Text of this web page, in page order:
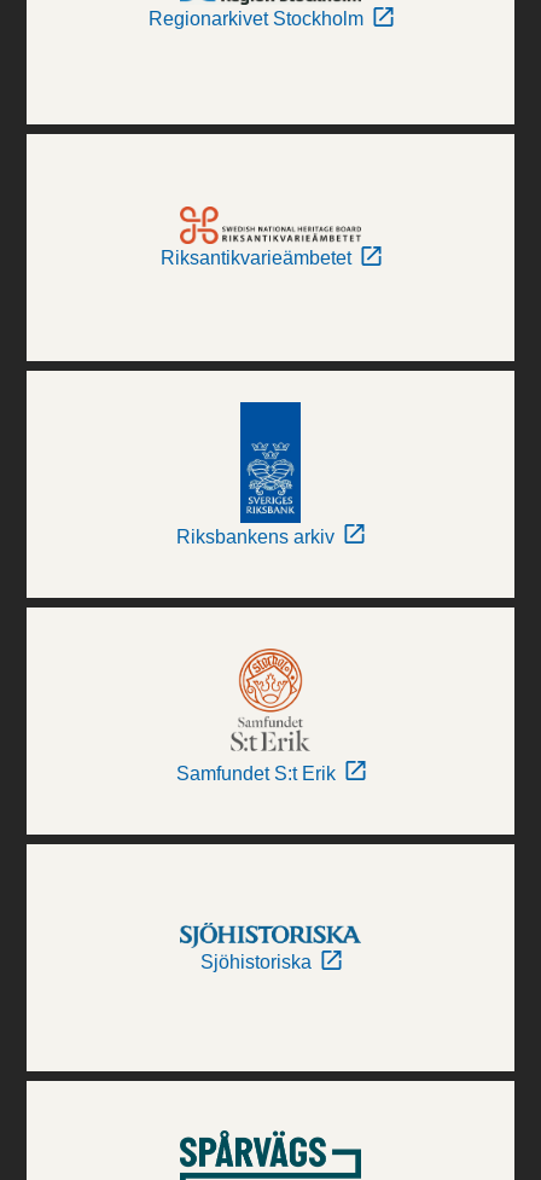
Regionarkivet Stockholm
Riksantikvarieämbetet
Riksbankens arkiv
Samfundet S:t Erik
Sjöhistoriska